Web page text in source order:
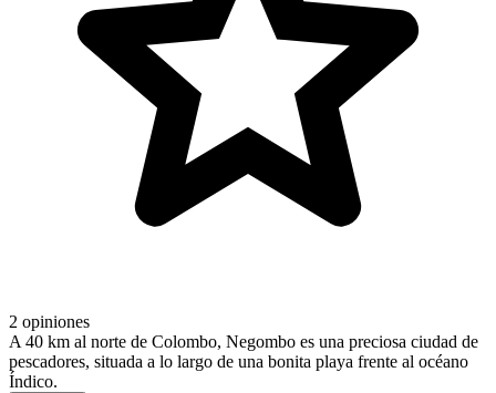
2 opiniones
A 40 km al norte de Colombo, Negombo es una preciosa ciudad de
pescadores, situada a lo largo de una bonita playa frente al océano
Índico.